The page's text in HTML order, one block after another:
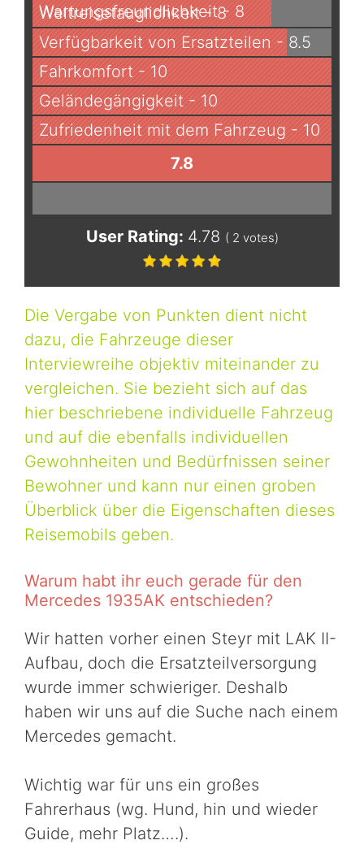
Wartungsfreundlichkeit - 8
Weltreisetauglichkeit - 8
Verfügbarkeit von Ersatzteilen - 8.5
Fahrkomfort - 10
Geländegängigkeit - 10
Zufriedenheit mit dem Fahrzeug - 10
7.8
User Rating: 4.78 ( 2 votes)
Die Vergabe von Punkten dient nicht
dazu, die Fahrzeuge dieser
Interviewreihe objektiv miteinander zu
vergleichen. Sie bezieht sich auf das
hier beschriebene individuelle Fahrzeug
und auf die ebenfalls individuellen
Gewohnheiten und Bedürfnissen seiner
Bewohner und kann nur einen groben
Überblick über die Eigenschaften dieses
Reisemobils geben.
Warum habt ihr euch gerade für den
Mercedes 1935AK entschieden?
Wir hatten vorher einen Steyr mit LAK II-
Aufbau, doch die Ersatzteilversorgung
wurde immer schwieriger. Deshalb
haben wir uns auf die Suche nach einem
Mercedes gemacht.
Wichtig war für uns ein großes
Fahrerhaus (wg. Hund, hin und wieder
Guide, mehr Platz….).